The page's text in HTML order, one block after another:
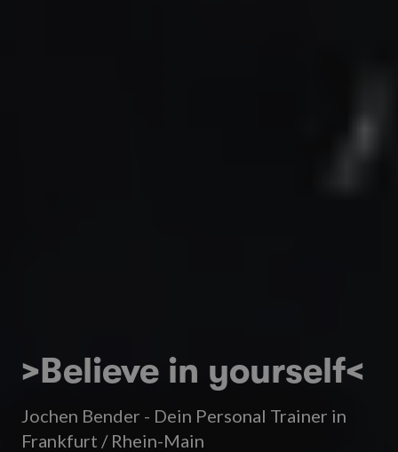
>Believe in yourself<
Jochen Bender - Dein Personal Trainer in
Frankfurt / Rhein-Main